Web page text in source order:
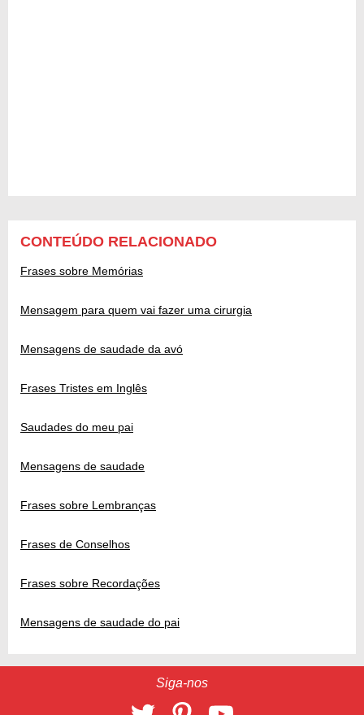
CONTEÚDO RELACIONADO
Frases sobre Memórias
Mensagem para quem vai fazer uma cirurgia
Mensagens de saudade da avó
Frases Tristes em Inglês
Saudades do meu pai
Mensagens de saudade
Frases sobre Lembranças
Frases de Conselhos
Frases sobre Recordações
Mensagens de saudade do pai
Siga-nos